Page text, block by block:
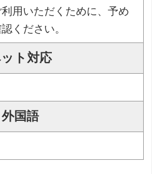
用いただくために、予め
ください。
ト対応
外国語